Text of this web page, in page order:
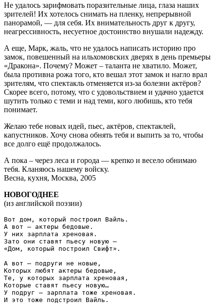
Не удалось зарифмовать поразительные лица, глаза наших
зрителей! Их хотелось снимать на пленку, непрерывной
панорамой, — для себя. Их внимательность друг к другу,
неагрессивность, несуетное достоинство внушали надежду.
А еще, Марк, жаль, что не удалось написать историю про
замок, повешенный на ильхомовских дверях в день премьеры
«Дракона». Почему? Может – таланта не хватило. Может,
была противна рожа того, кто вешал этот замок и нагло врал
зрителям, что спектакль отменяется из-за болезни актёров?
Скорее всего, потому, что с удовольствием и удачно удается
шутить только с теми и над теми, кого любишь, кто тебя
понимает.
Желаю тебе новых идей, пьес, актёров, спектаклей,
капустников. Хочу снова обнять тебя и выпить за то, чтобы
все долго ещё продолжалось.
А пока – через леса и города — крепко и весело обнимаю
тебя. Кланяюсь нашему войску.
Весна, кухня, Москва, 2005
НОВОГОДНЕЕ
(из английской поэзии)
Вот дом, который построил Вайль.
А вот – актеры бедовые.
У них зарплата хреновая.
Зато они ставят пьесу новую –
«Дом, который построил Свифт».
А вот – подруги не новые,
Которых любят актеры бедовые,
Те, у которых зарплата хреновая,
Которые ставят пьесу новую…
У подруг – зарплата тоже хреновая.
И это тоже подстроил Вайль.